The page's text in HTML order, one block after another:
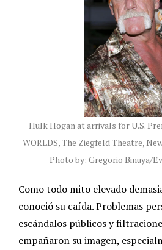
Hulk Hogan at arrivals for U.S.
WORLDS, The Ziegfeld Theatre,
Photo by: Gregorio Binuya/
Como todo mito elevado
conoció su caída. Problemas
escándalos públicos y
empañaron su imagen,